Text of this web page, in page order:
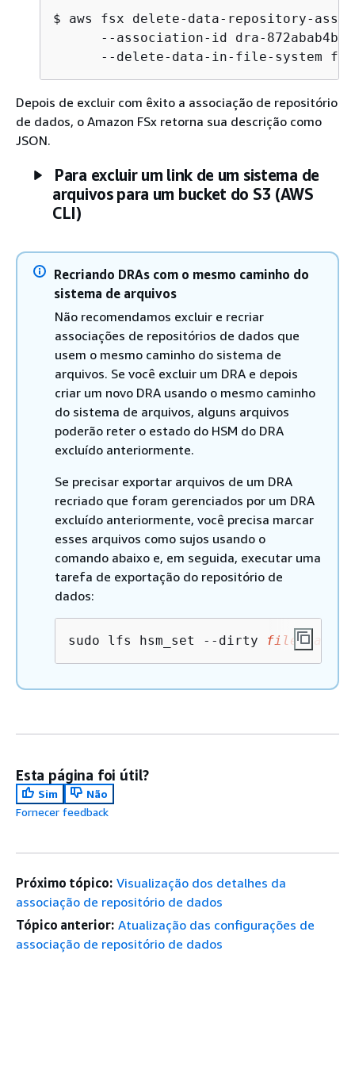
$ aws fsx delete-data-repository-
--association-id dra-
--delete-data-in-file-system
Depois de excluir com êxito a associação de repositório
de dados, o Amazon FSx retorna sua descrição como
JSON.
Para excluir um link de um sistema de
arquivos para um bucket do S3 (AWS
CLI)
Recriando DRAs com o mesmo caminho do
sistema de arquivos
Não recomendamos excluir e recriar
associações de repositórios de dados que
usem o mesmo caminho do sistema de
arquivos. Se você excluir um DRA e depois
criar um novo DRA usando o mesmo caminho
do sistema de arquivos, alguns arquivos
poderão reter o estado do HSM do DRA
excluído anteriormente.
Se precisar exportar arquivos de um DRA
recriado que foram gerenciados por um DRA
excluído anteriormente, você precisa marcar
esses arquivos como sujos usando o
comando abaixo e, em seguida, executar uma
tarefa de exportação do repositório de
dados:
sudo lfs hsm_set --dirty file_path
Esta página foi útil?
Sim
Não
Fornecer feedback
Próximo tópico: Visualização dos detalhes da
associação de repositório de dados
Tópico anterior: Atualização das configurações de
associação de repositório de dados